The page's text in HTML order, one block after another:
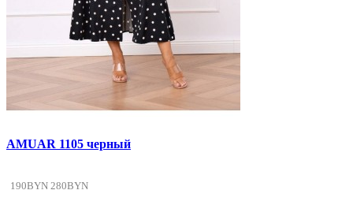
AMUAR 1105 черный
190BYN 280BYN